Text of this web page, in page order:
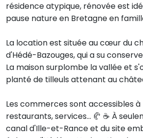
résidence atypique, rénovée est
pause nature en Bretagne en
La location est située au cœur du
d'Hédé-Bazouges, qui a su
La maison surplombe la vallée et
planté de tilleuls attenant au
Les commerces sont accessibles à
restaurants, services... 🥐 ☕ À
canal d'Ille-et-Rance et du site